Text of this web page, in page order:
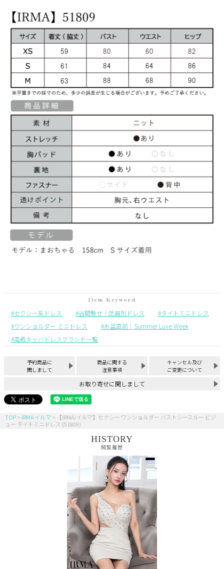
セクシー系ドレス 谷間魅せ｜武器別ドレス
タイトミニドレス
ワンショルダー ミニドレス
お盆直前！Summer Luxe Week
高級キャバドレスブランド一覧
予約商品に
関しまして
商品に関する
注意事項
キャンセル及び
ご変更について
お取り寄せに関しまして
TOP IRMA イルマ
【IRMA/イルマ】セクシー ワンショルダー バストシースルー ビジ
ュー タイトミニドレス (51809)
HISTORY
閲覧履歴